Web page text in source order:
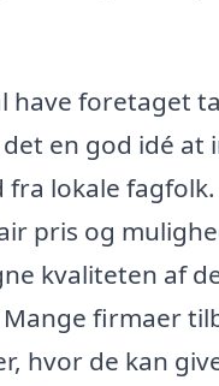
have foretaget
en god idé at
lokale
pris og
kvaliteten af
firmaer
hvor de kan